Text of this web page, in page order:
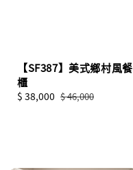
【SF387】美式鄉村風餐
櫃
Sale
$ 38,000 Regular
$ 46,000